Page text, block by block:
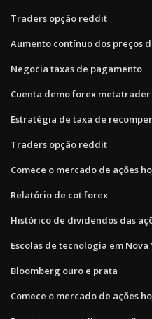
Traders opção reddit
Aumento contínuo dos preços
Negocia taxas de pagamento
Cuenta demo forex metatrader
Estratégia de taxa de
Traders opção reddit
Comece o mercado de ações
Relatório de cot forex
Histórico de dividendos das
Escolas de tecnologia em Nova
Bloomberg ouro e prata
Comece o mercado de ações